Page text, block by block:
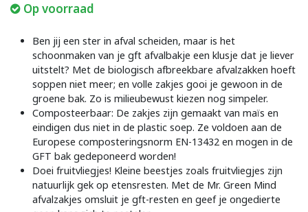
Op voorraad
Ben jij een ster in afval scheiden, maar is het
schoonmaken van je gft afvalbakje een klusje dat je liever
uitstelt? Met de biologisch afbreekbare afvalzakken hoeft
soppen niet meer; en volle zakjes gooi je gewoon in de
groene bak. Zo is milieubewust kiezen nog simpeler.
Composteerbaar: De zakjes zijn gemaakt van maïs en
eindigen dus niet in de plastic soep. Ze voldoen aan de
Europese composteringsnorm EN-13432 en mogen in de
GFT bak gedeponeerd worden!
Doei fruitvliegjes! Kleine beestjes zoals fruitvliegjes zijn
natuurlijk gek op etensresten. Met de Mr. Green Mind
afvalzakjes omsluit je gft-resten en geef je ongedierte